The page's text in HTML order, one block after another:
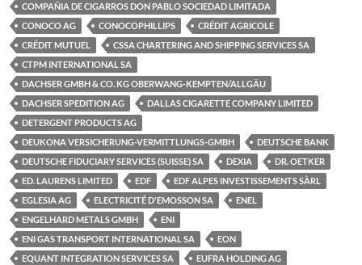
COMPAÑIA DE CIGARROS DON PABLO SOCIEDAD LIMITADA
CONOCO AG
CONOCOPHILLIPS
CRÉDIT AGRICOLE
CRÉDIT MUTUEL
CSSA CHARTERING AND SHIPPING SERVICES SA
CTPM INTERNATIONAL SA
DACHSER GMBH & CO. KG OBERWANG-KEMPTEN/ALLGÄU
DACHSER SPEDITION AG
DALLAS CIGARETTE COMPANY LIMITED
DETERGENT PRODUCTS AG
DEUKONA VERSICHERUNG-VERMITTLUNGS-GMBH
DEUTSCHE BANK
DEUTSCHE FIDUCIARY SERVICES (SUISSE) SA
DEXIA
DR. OETKER
ED. LAURENS LIMITED
EDF
EDF ALPES INVESTISSEMENTS SÀRL
EGLESIA AG
ELECTRICITÉ D'EMOSSON SA
ENEL
ENGELHARD METALS GMBH
ENI
ENI GAS TRANSPORT INTERNATIONAL SA
EON
EQUANT INTEGRATION SERVICES SA
EUFRA HOLDING AG